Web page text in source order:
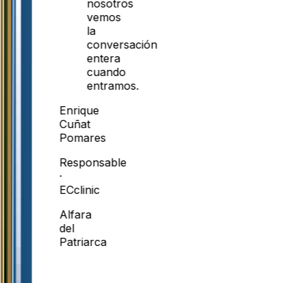
nosotros
vemos
la
conversación
entera
cuando
entramos.
Enrique
Cuñat
Pomares
Responsable
·
ECclinic
Alfara
del
Patriarca